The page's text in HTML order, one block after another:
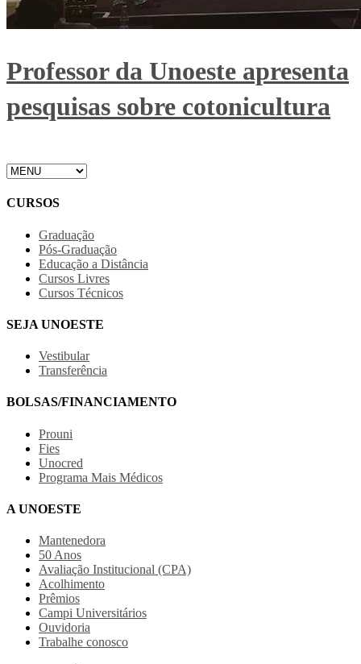
Professor da Unoeste apresenta
pesquisas sobre cotonicultura
CURSOS
Graduação
Pós-Graduação
Educação a Distância
Cursos Livres
Cursos Técnicos
SEJA UNOESTE
Vestibular
Transferência
BOLSAS/FINANCIAMENTO
Prouni
Fies
Unocred
Programa Mais Médicos
A UNOESTE
Mantenedora
50 Anos
Avaliação Institucional (CPA)
Acolhimento
Prêmios
Campi Universitários
Ouvidoria
Trabalhe conosco